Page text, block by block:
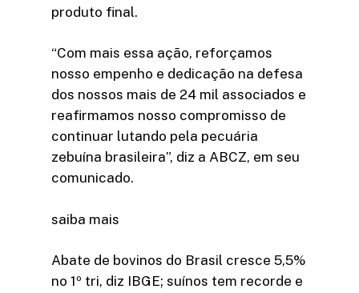
produto final.
“Com mais essa ação, reforçamos
nosso empenho e dedicação na defesa
dos nossos mais de 24 mil associados e
reafirmamos nosso compromisso de
continuar lutando pela pecuária
zebuína brasileira”, diz a ABCZ, em seu
comunicado.
saiba mais
Abate de bovinos do Brasil cresce 5,5%
no 1º tri, diz IBGE; suínos tem recorde e